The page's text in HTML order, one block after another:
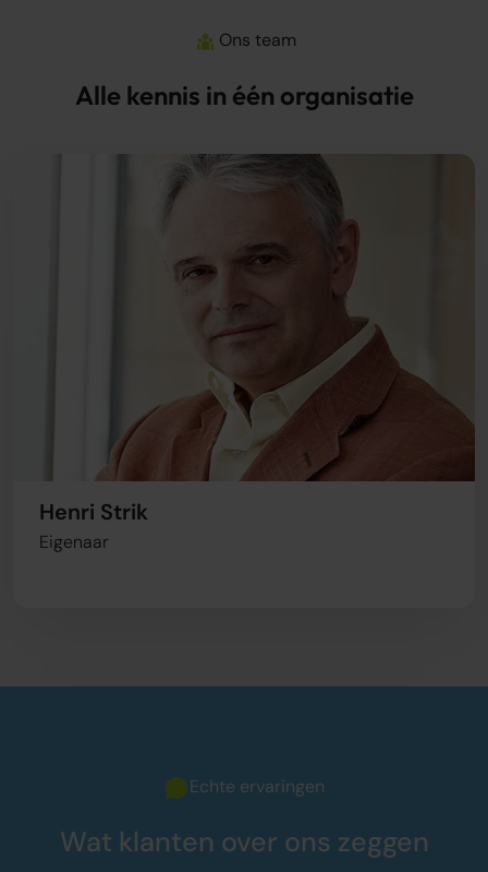
Ons team
Alle kennis in één organisatie
Henri Strik
Eigenaar
Echte ervaringen
Wat klanten over ons zeggen